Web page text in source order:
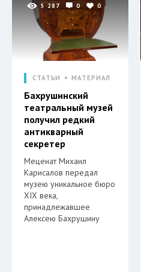
5 287 0 0
СТАТЬИ МАТЕРИАЛ
Бахрушинский
театральный музей
получил редкий
антикварный
секретер
Меценат Михаил
Карисалов передал
музею уникальное бюро
XIX века,
принадлежавшее
Алексею Бахрушину